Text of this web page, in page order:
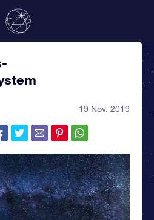
19 Nov. 2019